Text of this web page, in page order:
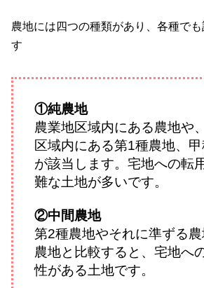
農地には四つの種類があり、各種で
す
①純農地
農業地区域内にある農地や
区域内にある第1種農地、
が該当します。宅地への転
難な土地が多いです。
②中間農地
第2種農地やそれに準ずる
農地と比較すると、宅地へ
性がある土地です。